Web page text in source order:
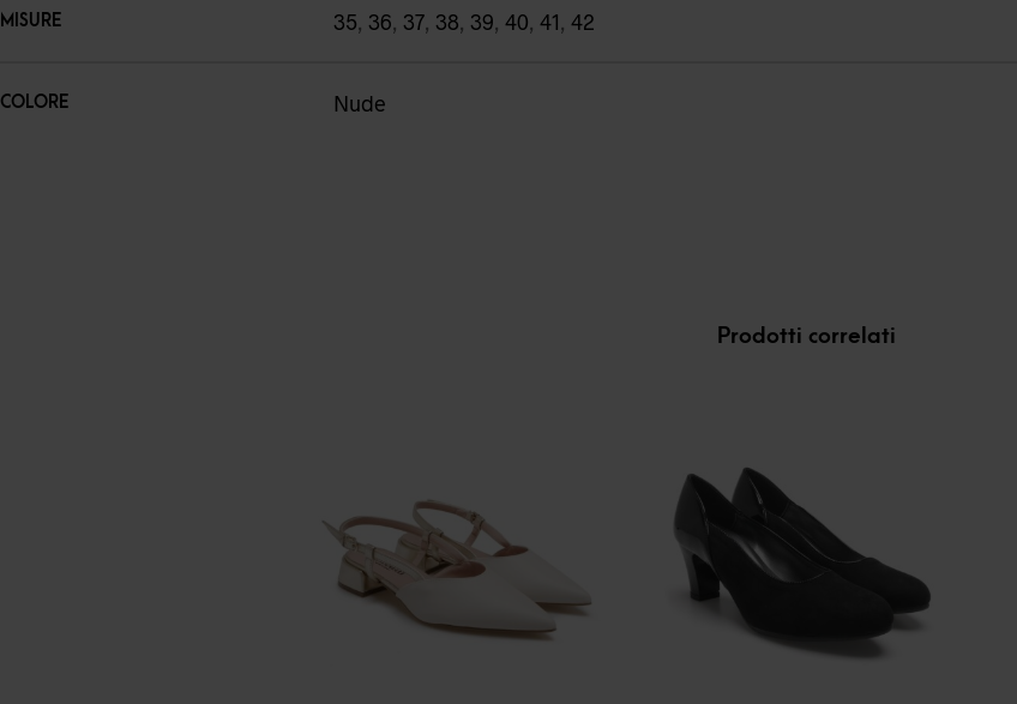
MISURE 35, 36, 37, 38, 39, 40, 41, 42
COLORE Nude
Prodotti correlati